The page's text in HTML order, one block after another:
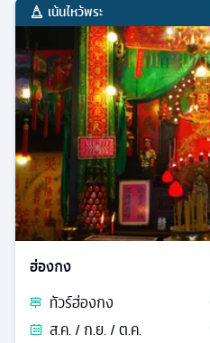
เน้นไหว้พระ
ฮ่องกง
ทัวร์ฮ่องกง
ส.ค. / ก.ย. / ต.ค.